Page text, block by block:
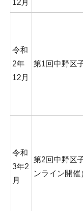
12月
令和
2年
12月
第1回中野区
令和
3年2
月
第2回中野区
ンライン開催